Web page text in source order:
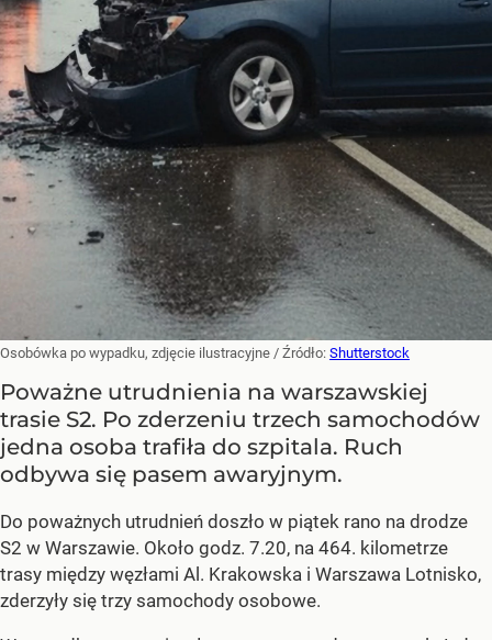
Osobówka po wypadku, zdjęcie ilustracyjne / Źródło: Shutterstock
Poważne utrudnienia na warszawskiej
trasie S2. Po zderzeniu trzech samochodów
jedna osoba trafiła do szpitala. Ruch
odbywa się pasem awaryjnym.
Do poważnych utrudnień doszło w piątek rano na drodze
S2 w Warszawie. Około godz. 7.20, na 464. kilometrze
trasy między węzłami Al. Krakowska i Warszawa Lotnisko,
zderzyły się trzy samochody osobowe.